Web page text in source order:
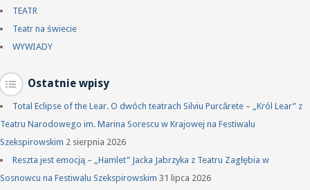
TEATR
Teatr na świecie
WYWIADY
Ostatnie wpisy
Total Eclipse of the Lear. O dwóch teatrach Silviu Purcărete – „Król Lear” z
Teatru Narodowego im. Marina Sorescu w Krajowej na Festiwalu
Szekspirowskim 2 sierpnia 2026
Reszta jest emocją – „Hamlet” Jacka Jabrzyka z Teatru Zagłębia w
Sosnowcu na Festiwalu Szekspirowskim 31 lipca 2026